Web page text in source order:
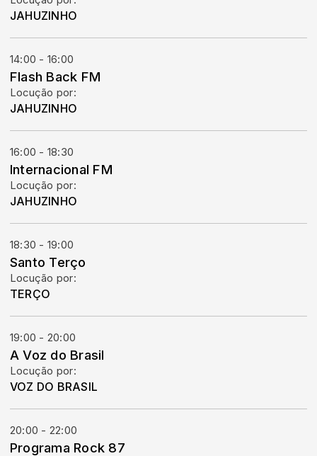
JAHUZINHO
14:00 - 16:00
Flash Back FM
Locução por:
JAHUZINHO
16:00 - 18:30
Internacional FM
Locução por:
JAHUZINHO
18:30 - 19:00
Santo Terço
Locução por:
TERÇO
19:00 - 20:00
A Voz do Brasil
Locução por:
VOZ DO BRASIL
20:00 - 22:00
Programa Rock 87